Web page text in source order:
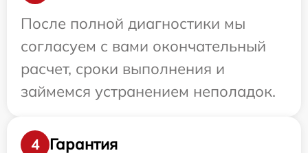
После полной диагностики мы
согласуем с вами окончательный
расчет, сроки выполнения и
займемся устранением неполадок.
4 Гарантия